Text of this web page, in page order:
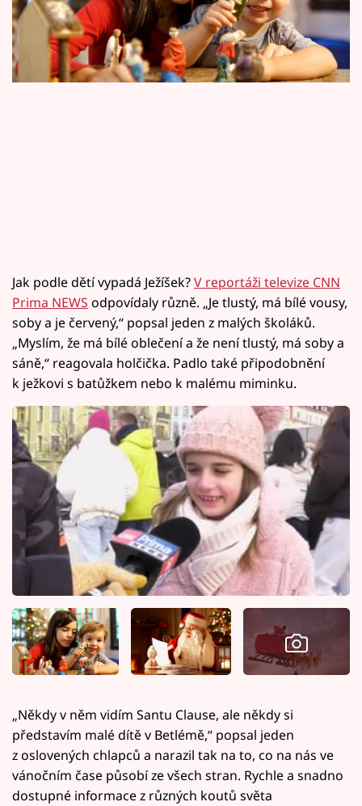
Sledujte prima+
Filmový festival Karlovy Vary
Jak podle dětí vypadá Ježíšek?V reportáži televize CNN
Prima NEWS odpovídaly různě. „Je tlustý, má bílé vousy,
soby a je červený,“ popsal jeden z malých školáků.
„Myslím, že má bílé oblečení a že není tlustý, má soby a
sáně,“ reagovala holčička. Padlo také připodobnění
k ježkovi s batůžkem nebo k malému miminku.
„Někdy v něm vidím Santu Clause, ale někdy si
představím malé dítě v Betlémě,“ popsal jeden
z oslovených chlapců a narazil tak na to, co na nás ve
vánočním čase působí ze všech stran. Rychle a snadno
dostupné informace z různých koutů světa